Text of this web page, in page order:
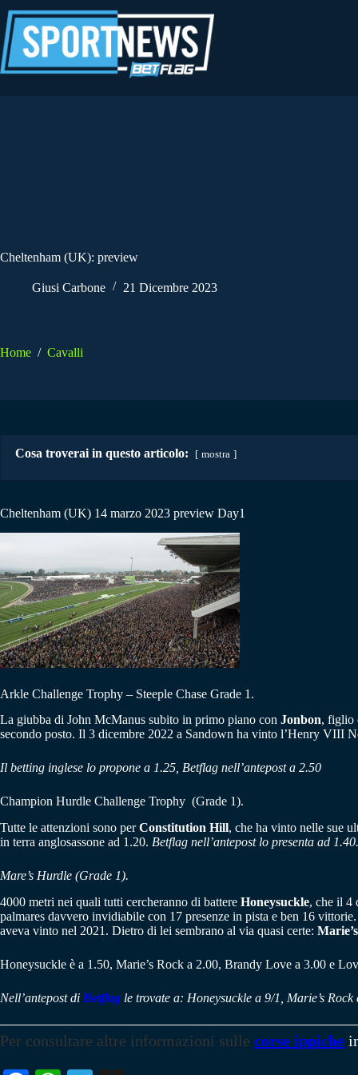
al
contenuto
Cheltenham (UK): preview
Giusi Carbone 21 Dicembre 2023
Home / Cavalli
Cosa troverai in questo articolo: mostra
Cheltenham (UK) 14 marzo 2023 preview Day1
Arkle Challenge Trophy – Steeple Chase Grade 1.
La giubba di John McManus subito in primo piano con Jonbon, figlio
secondo posto. Il 3 dicembre 2022 a Sandown ha vinto l’Henry VIII
Il betting inglese lo propone a 1.25, Betflag nell’antepost a 2.50
Champion Hurdle Challenge Trophy (Grade 1).
Tutte le attenzioni sono perConstitution Hill, che ha vinto nelle sue
in terra anglosassone ad 1.20. Betflag nell’antepost lo presenta ad 1.40.
Mare’s Hurdle (Grade 1).
4000 metri nei quali tutti cercheranno di battere Honeysuckle, che il 4
palmares davvero invidiabile con 17 presenze in pista e ben 16
aveva vinto nel 2021. Dietro di lei sembrano al via quasi certe:
Honeysuckle è a 1.50, Marie’s Rock a 2.00, Brandy Love a 3.00 e
Nell’antepost di Betflag le trovate a: Honeysuckle a 9/1, Marie’s
Per consultare altre informazioni sulle corse ippiche